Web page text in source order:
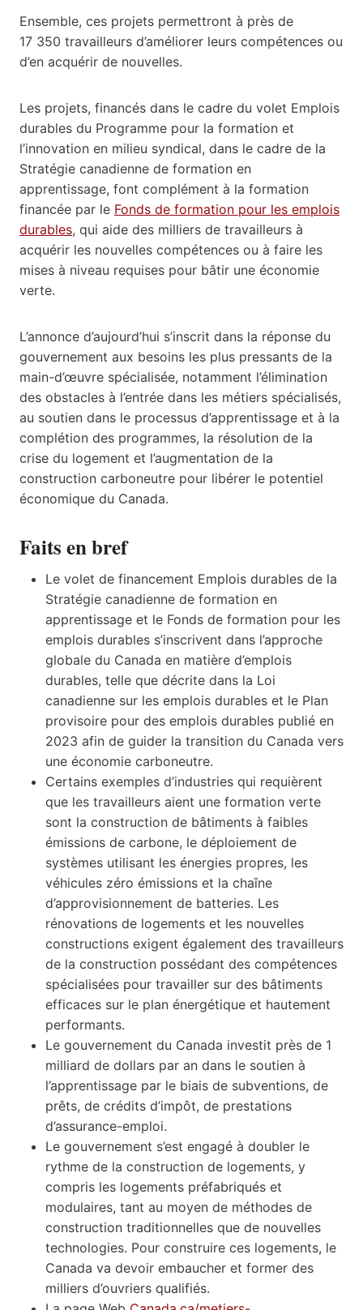
Ensemble, ces projets permettront à près de
17 350 travailleurs d’améliorer leurs compétences ou
d’en acquérir de nouvelles.
Les projets, financés dans le cadre du volet Emplois
durables du Programme pour la formation et
l’innovation en milieu syndical, dans le cadre de la
Stratégie canadienne de formation en
apprentissage, font complément à la formation
financée par le Fonds de formation pour les emplois
durables, qui aide des milliers de travailleurs à
acquérir les nouvelles compétences ou à faire les
mises à niveau requises pour bâtir une économie
verte.
L’annonce d’aujourd’hui s’inscrit dans la réponse du
gouvernement aux besoins les plus pressants de la
main-d’œuvre spécialisée, notamment l’élimination
des obstacles à l’entrée dans les métiers spécialisés,
au soutien dans le processus d’apprentissage et à la
complétion des programmes, la résolution de la
crise du logement et l’augmentation de la
construction carboneutre pour libérer le potentiel
économique du Canada.
Faits en bref
Le volet de financement Emplois durables de la
Stratégie canadienne de formation en
apprentissage et le Fonds de formation pour les
emplois durables s’inscrivent dans l’approche
globale du Canada en matière d’emplois
durables, telle que décrite dans la Loi
canadienne sur les emplois durables et le Plan
provisoire pour des emplois durables publié en
2023 afin de guider la transition du Canada vers
une économie carboneutre.
Certains exemples d’industries qui requièrent
que les travailleurs aient une formation verte
sont la construction de bâtiments à faibles
émissions de carbone, le déploiement de
systèmes utilisant les énergies propres, les
véhicules zéro émissions et la chaîne
d’approvisionnement de batteries. Les
rénovations de logements et les nouvelles
constructions exigent également des travailleurs
de la construction possédant des compétences
spécialisées pour travailler sur des bâtiments
efficaces sur le plan énergétique et hautement
performants.
Le gouvernement du Canada investit près de 1
milliard de dollars par an dans le soutien à
l’apprentissage par le biais de subventions, de
prêts, de crédits d’impôt, de prestations
d’assurance-emploi.
Le gouvernement s’est engagé à doubler le
rythme de la construction de logements, y
compris les logements préfabriqués et
modulaires, tant au moyen de méthodes de
construction traditionnelles que de nouvelles
technologies. Pour construire ces logements, le
Canada va devoir embaucher et former des
milliers d’ouvriers qualifiés.